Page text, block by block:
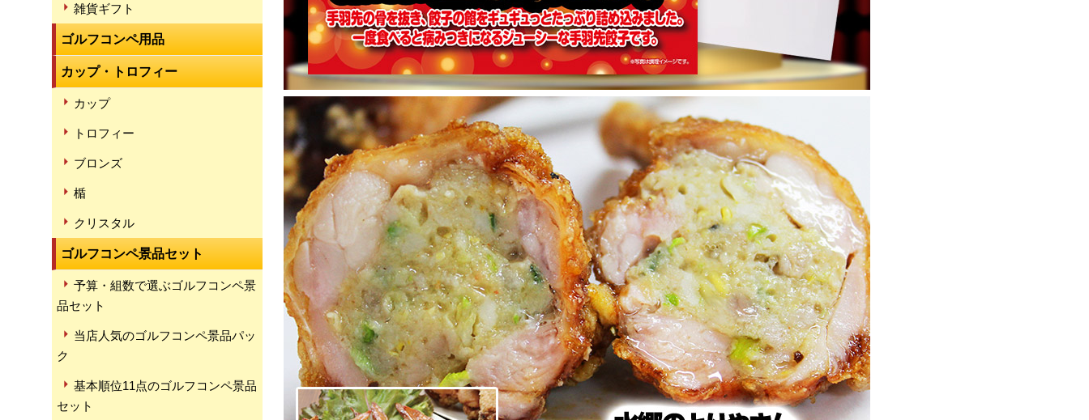
雑貨ギフト
ゴルフコンペ用品
カップ・トロフィー
カップ
トロフィー
ブロンズ
楯
クリスタル
ゴルフコンペ景品セット
予算・組数で選ぶゴルフコンペ景
品セット
当店人気のゴルフコンペ景品パッ
ク
基本順位11点のゴルフコンペ景品
セット